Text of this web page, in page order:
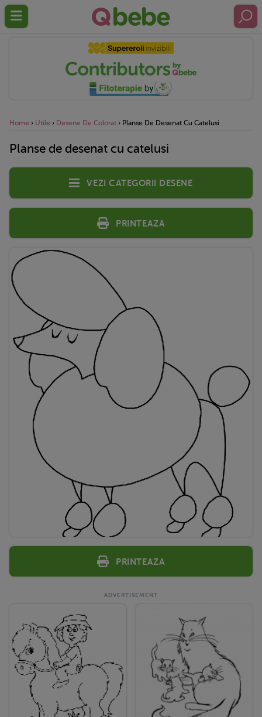
Home › Utile › Desene De Colorat › Planse De Desenat Cu Catelusi
Planse de desenat cu catelusi
Vezi categorii desene
Printeaza
Printeaza